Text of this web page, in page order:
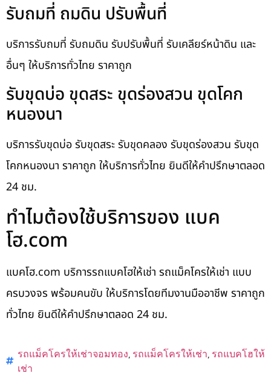
รับถมที่ ถมดิน ปรับพื้นที่
บริการรับถมที่ รับถมดิน รับปรับพื้นที่ รับเคลียร์หน้าดิน และ
อื่นๆ ให้บริการทั่วไทย ราคาถูก
รับขุดบ่อ ขุดสระ ขุดร่องสวน ขุดโคก
หนองนา
บริการรับขุดบ่อ รับขุดสระ รับขุดคลอง รับขุดร่องสวน รับขุด
โคกหนองนา ราคาถูก ให้บริการทั่วไทย ยินดีให้คำปรึกษาตลอด
24 ชม.
ทำไมต้องใช้บริการของ แบค
โฮ.com
แบคโฮ.com บริการรถแบคโฮให้เช่า รถแม็คโครให้เช่า แบบ
ครบวงจร พร้อมคนขับ ให้บริการโดยทีมงานมืออาชีพ ราคาถูก
ทั่วไทย ยินดีให้คำปรึกษาตลอด 24 ชม.
รถแม็คโครให้เช่าจอมทอง, รถแม็คโครให้เช่า, รถแบคโฮให้
เช่า